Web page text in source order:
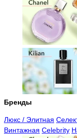
Бренды
Люкс / Элитная
Винтажная Celebrity